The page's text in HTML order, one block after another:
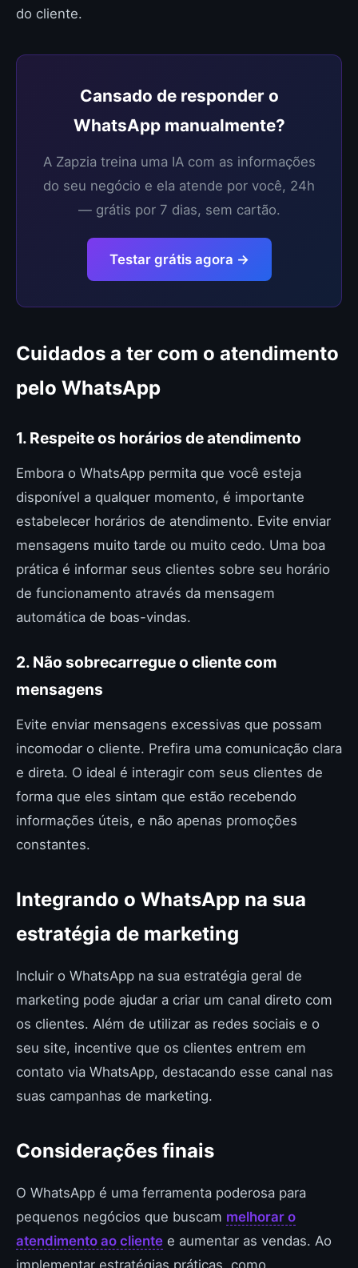
do cliente.
Cansado de responder o
WhatsApp manualmente?
A Zapzia treina uma IA com as informações
do seu negócio e ela atende por você, 24h
— grátis por 7 dias, sem cartão.
Testar grátis agora →
Cuidados a ter com o atendimento
pelo WhatsApp
1. Respeite os horários de atendimento
Embora o WhatsApp permita que você esteja
disponível a qualquer momento, é importante
estabelecer horários de atendimento. Evite enviar
mensagens muito tarde ou muito cedo. Uma boa
prática é informar seus clientes sobre seu horário
de funcionamento através da mensagem
automática de boas-vindas.
2. Não sobrecarregue o cliente com
mensagens
Evite enviar mensagens excessivas que possam
incomodar o cliente. Prefira uma comunicação clara
e direta. O ideal é interagir com seus clientes de
forma que eles sintam que estão recebendo
informações úteis, e não apenas promoções
constantes.
Integrando o WhatsApp na sua
estratégia de marketing
Incluir o WhatsApp na sua estratégia geral de
marketing pode ajudar a criar um canal direto com
os clientes. Além de utilizar as redes sociais e o
seu site, incentive que os clientes entrem em
contato via WhatsApp, destacando esse canal nas
suas campanhas de marketing.
Considerações finais
O WhatsApp é uma ferramenta poderosa para
pequenos negócios que buscam melhorar o
atendimento ao cliente e aumentar as vendas. Ao
implementar estratégias práticas, como